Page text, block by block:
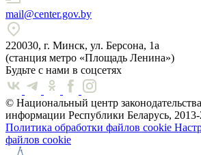
mail@center.gov.by
220030, г. Минск, ул. Берсона, 1а
(станция метро «Площадь Ленина»)
Будьте с нами в соцсетях
© Национальный центр
информации Республики Беларусь,
Политика обработки файлов cookie
файлов cookie